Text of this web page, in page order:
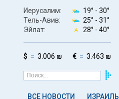
Иерусалим: 19° - 30°
Тель-Авив:
25° - 31°
Эйлат:
28° - 40°
$ 3.006 ₪ € 3.463 ₪
ВСЕ НОВОСТИ ИЗРАИЛЬ